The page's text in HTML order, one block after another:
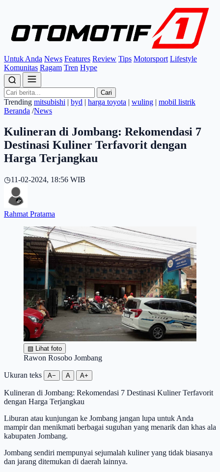
Untuk Anda News Features Review Tips Motorsport Lifestyle
Komunitas Ragam Tren Hype
Cari
Trending mitsubishi | byd | harga toyota | wuling | mobil listrik
Beranda /News
Kulineran di Jombang: Rekomendasi 7
Destinasi Kuliner Terfavorit dengan
Harga Terjangkau
◷11-02-2024, 18:56 WIB
Rahmat Pratama
▧ Lihat foto
Rawon Rosobo Jombang
Ukuran teks A− A A+
Kulineran di Jombang: Rekomendasi 7 Destinasi Kuliner Terfavorit
dengan Harga Terjangkau
Liburan atau kunjungan ke Jombang jangan lupa untuk Anda
mampir dan menikmati berbagai suguhan yang menarik dan khas ala
kabupaten Jombang.
Jombang sendiri mempunyai sejumalah kuliner yang tidak biasanya
dan jarang ditemukan di daerah lainnya.